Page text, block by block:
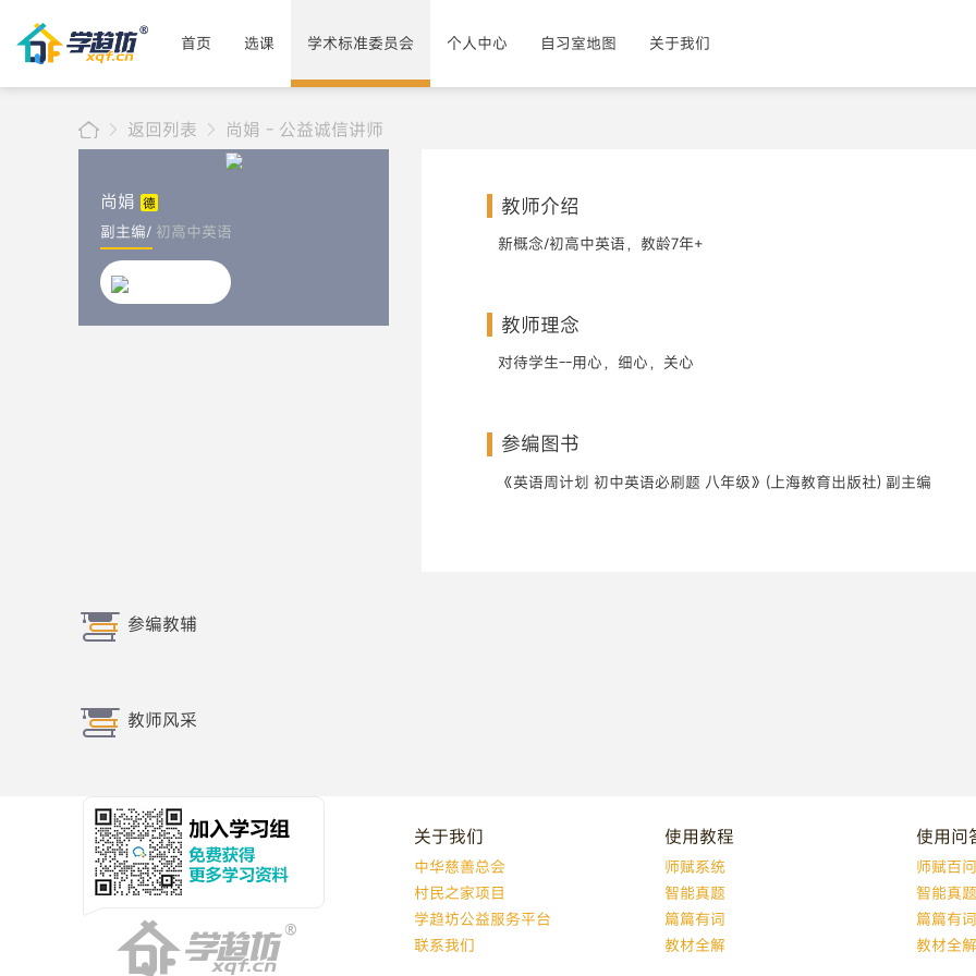
首页 选课 学术标准委员会 个人中心 自习室地图 关于我们
返回列表 尚娟 - 公益诚信讲师
尚娟
副主编/ 初高中英语
教师介绍
新概念/初高中英语，教龄7年+
教师理念
对待学生--用心，细心，关心
参编图书
《英语周计划 初中英语必刷题 八年级》(上海教育出版社) 副主编
参编教辅
教师风采
关于我们
中华慈善总会
村民之家项目
学趋坊公益服务平台
联系我们
使用教程
师赋系统
智能真题
篇篇有词
教材全解
使用问
师赋百
智能真
篇篇有
教材全